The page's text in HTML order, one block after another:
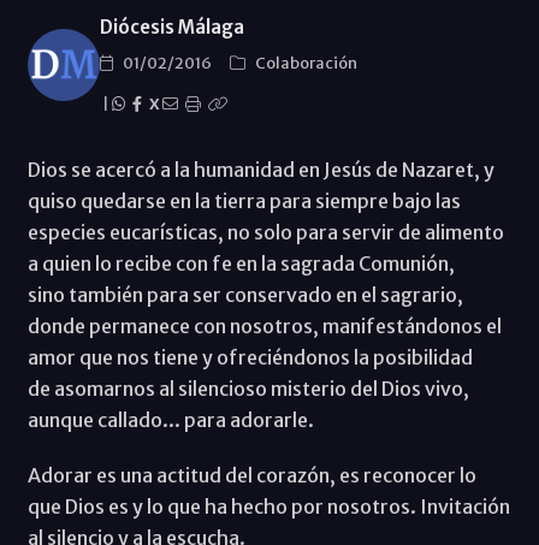
Diócesis Málaga
01/02/2016
Colaboración
X
Dios se acercó a la humanidad en Jesús de Nazaret, y
quiso quedarse en la tierra para siempre bajo las
especies eucarísticas, no solo para servir de alimento
a quien lo recibe con fe en la sagrada Comunión,
sino también para ser conservado en el sagrario,
donde permanece con nosotros, manifestándonos el
amor que nos tiene y ofreciéndonos la posibilidad
de asomarnos al silencioso misterio del Dios vivo,
aunque callado... para adorarle.
Adorar es una actitud del corazón, es reconocer lo
que Dios es y lo que ha hecho por nosotros. Invitación
al silencio y a la escucha.